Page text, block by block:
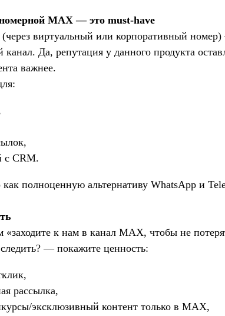
MAX — это must-have
виртуальный или корпоративный
канал. Да, репутация у данного продукта
важнее.
с CRM.
как полноценную альтернативу WhatsApp и
«заходите к нам в канал MAX, чтобы не
— покажите ценность:
рассылка,
эксклюзивный контент только в MAX,